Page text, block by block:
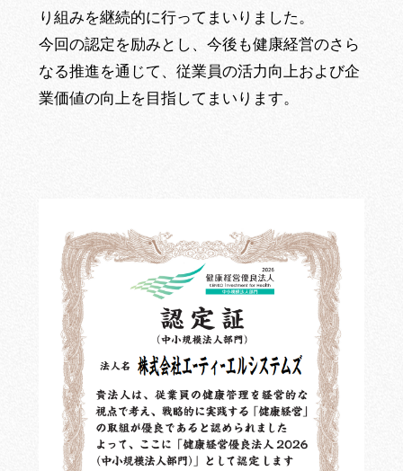
り組みを継続的に行ってまいりました。
今回の認定を励みとし、今後も健康経営のさら
なる推進を通じて、従業員の活力向上および企
業価値の向上を目指してまいります。